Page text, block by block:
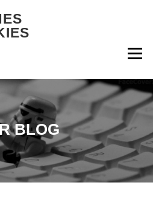
Menü
BLOG